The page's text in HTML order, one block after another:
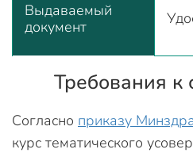
Выдаваемый
документ
Требования к
Согласно приказу
курс тематического